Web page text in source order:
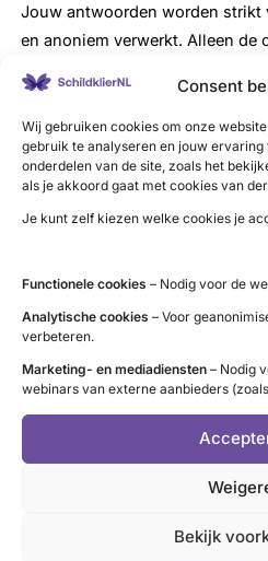
Consent
Wij gebruiken cookies om onze
gebruik te analyseren en jouw
onderdelen van de site, zoals het
als je akkoord gaat met cookies van
Je kunt zelf kiezen welke cookies je
Functionele cookies – Nodig voor de
Analytische cookies – Voor
verbeteren.
Marketing- en mediadiensten – Nodig
webinars van externe aanbieders
Bekijk
Jouw antwoorden worden strikt
en anoniem verwerkt. Alleen de
toegang tot jouw
Achtergrond
wetenschappelijk onderzoek is
veiligheid en effectiviteit van
nieuwe of verbeterde
schildklierziekten. Het is
meer bekend zijn met medisch
onderzoek en het nut hiervan in
dit project willen we ook
zodat het gesprek over
onderzoek in de spreekkamer